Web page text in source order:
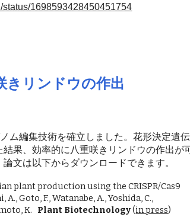
status/1698593428450451754
きリンドウの作出
ム編集技術を確立しました。花形決定遺伝
果、効率的に八重咲きリンドウの作出が
文は以下からダウンロードできます。
plant production using the CRISPR/Cas9
Goto, F., Watanabe, A., Yoshida, C.,
K.
Plant Biotechnology(in press)